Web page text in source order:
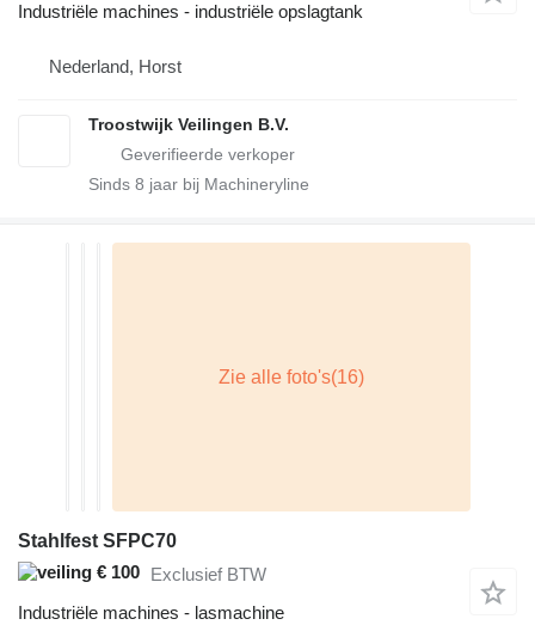
Industriële machines - industriële opslagtank
Nederland, Horst
Troostwijk Veilingen B.V.
Sinds 8 jaar bij Machineryline
Stahlfest SFPC70
€ 100 Exclusief BTW
Industriële machines - lasmachine